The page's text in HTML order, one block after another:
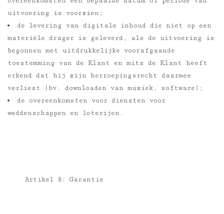
uitvoering is voorzien;
de levering van digitale inhoud die niet op een
materiële drager is geleverd, als de uitvoering is
begonnen met uitdrukkelijke voorafgaande
toestemming van de Klant en mits de Klant heeft
erkend dat hij zijn herroepingsrecht daarmee
verliest (bv. downloaden van muziek, software);
de overeenkomsten voor diensten voor
weddenschappen en loterijen.
Artikel 8: Garantie